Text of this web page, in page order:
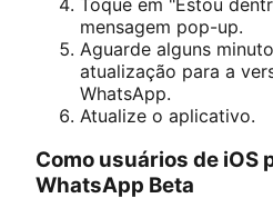
mensagem pop-up.
Aguarde alguns
atualização para a
WhatsApp.
Atualize o aplicativo.
Como usuários de iOS
WhatsApp Beta